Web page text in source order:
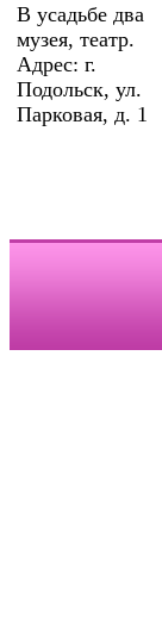
В усадьбе два
музея, театр.
Адрес: г.
Подольск, ул.
Парковая, д. 1